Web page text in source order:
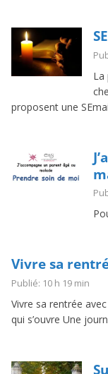
La
proposent une
Vivre sa
Publié: 10 h 19 min
Vivre sa rentrée
qui s’ouvre Une